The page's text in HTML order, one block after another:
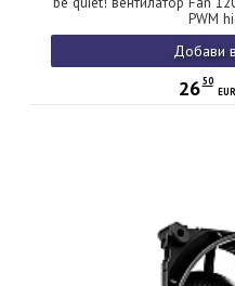
PWM
Добави
26 50
EUR